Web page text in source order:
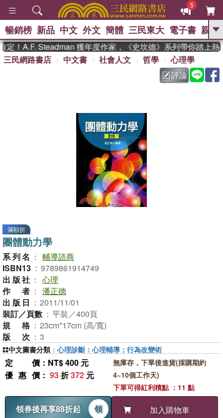
5
GO
熱搜： 東野圭吾 、 高希均教授回憶錄
父親節 、 如果歷
暑期推薦 、 國際布克
偉大的迷走神經
暢銷榜 新品 中文 外文 簡體 三民東大 電子書 親子
！A.F. Steadman 獲年度作家，《史坎德》系列帶你踏上熱
三民網路書店
中文書 社會人文 哲學
心理學
評論
滿額折
團體動力學
系列名 ： 輔導諮商
ISBN13 ： 9789861914749
出版社 ： 心理
作者 ： 潘正德
出版日 ： 2011/11/01
裝訂／頁數 ： 平裝／400頁
規格 ： 23cm*17cm (高/寬)
版次 ： 3
定價 ：NT$ 400 元
優惠價 ： 93折372 元
領券後再享88折起 領 加入購物車
無庫存，下單後進貨(採購期約
4~10個工作天)
下單可得紅利積點 ：11 點
中文圖書分類 ： 心理診斷：心理輔導；行為改變術